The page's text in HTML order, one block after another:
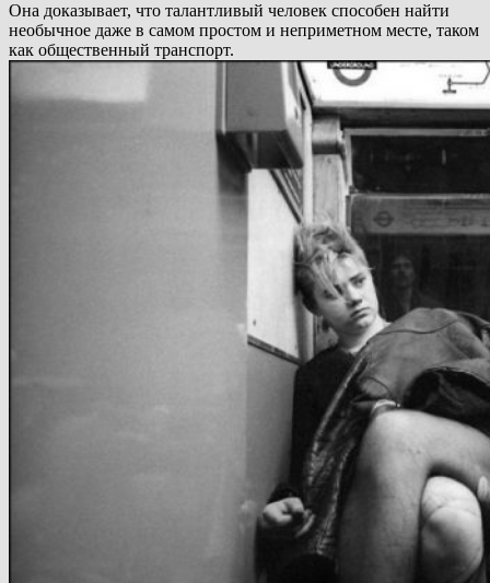
Она доказывает, что талантливый человек способен найти
необычное даже в самом простом и неприметном месте, таком
как общественный транспорт.